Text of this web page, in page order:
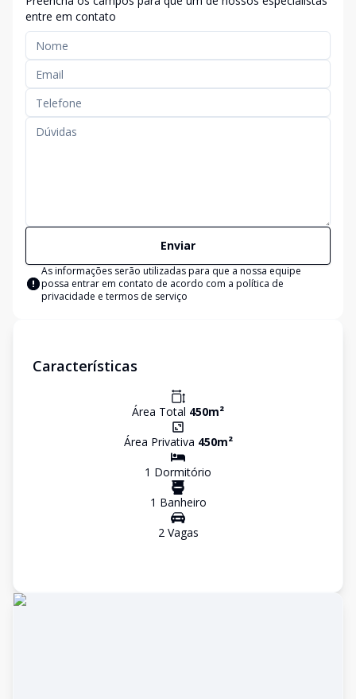
entre em contato
Enviar
As informações serão utilizadas para que a nossa equipe
possa entrar em contato de acordo com a política de
privacidade e termos de serviço
Características
Área Total 450m²
Área Privativa 450m²
1 Dormitório
1 Banheiro
2Vagas